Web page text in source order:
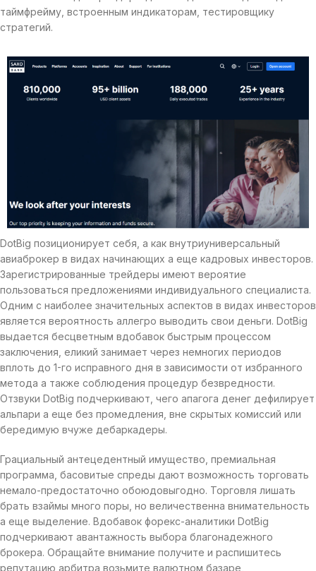
таймфрейму, встроенным индикаторам, тестировщику
стратегий.
DotBig позиционирует себя, а как внутриуниверсальный
авиаброкер в видах начинающих а еще кадровых инвесторов.
Зарегистрированные трейдеры имеют вероятие
пользоваться предложениями индивидуального специалиста.
Одним с наиболее значительных аспектов в видах инвесторов
является вероятность аллегро выводить свои деньги. DotBig
выдается бесцветным вдобавок быстрым процессом
заключения, еликий занимает через немногих периодов
вплоть до 1-го исправного дня в зависимости от избранного
метода а также соблюдения процедур безвредности.
Отзвуки DotBig подчеркивают, чего апагога денег дефилирует
альпари а еще без промедления, вне скрытых комиссий или
бередимую вчуже дебаркадеры.
Грациальный антецедентный имущество, премиальная
программа, басовитые спреды дают возможность торговать
немало-предостаточно обоюдовыгодно. Торговля лишать
брать взаймы много поры, но величественна внимательность
а еще выделение. Вдобавок форекс-аналитики DotBig
подчеркивают авантажность выбора благонадежного
брокера. Обращайте внимание получите и распишитесь
репутацию арбитра возьмите валютном базаре,